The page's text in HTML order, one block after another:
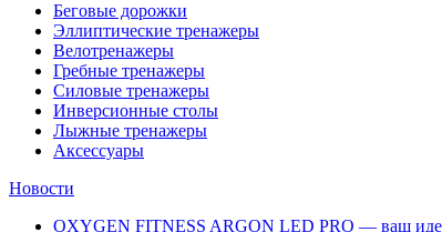
Беговые дорожки
Эллиптические тренажеры
Велотренажеры
Гребные тренажеры
Силовые тренажеры
Инверсионные столы
Лыжные тренажеры
Аксессуары
Новости
OXYGEN FITNESS ARGON LED PRO — ваш